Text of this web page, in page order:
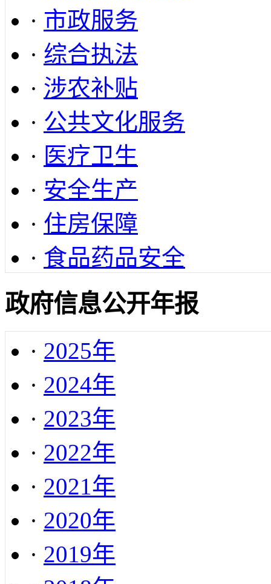
· 市政服务
· 综合执法
· 涉农补贴
· 公共文化服务
· 医疗卫生
· 安全生产
· 住房保障
· 食品药品安全
政府信息公开年报
· 2025年
· 2024年
· 2023年
· 2022年
· 2021年
· 2020年
· 2019年